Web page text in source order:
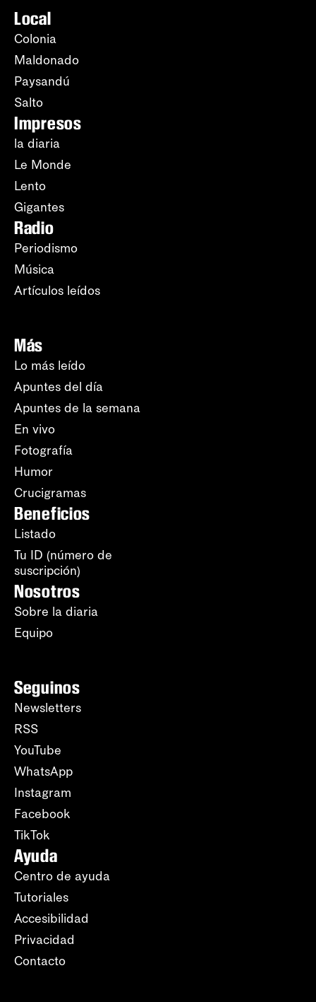
Local
Colonia
Maldonado
Paysandú
Salto
Impresos
la diaria
Le Monde
Lento
Gigantes
Radio
Periodismo
Música
Artículos leídos
Más
Lo más leído
Apuntes del día
Apuntes de la semana
En vivo
Fotografía
Humor
Crucigramas
Beneficios
Listado
Tu ID (número de
suscripción)
Nosotros
Sobre la diaria
Equipo
Seguinos
Newsletters
RSS
YouTube
WhatsApp
Instagram
Facebook
TikTok
Ayuda
Centro de ayuda
Tutoriales
Accesibilidad
Privacidad
Contacto